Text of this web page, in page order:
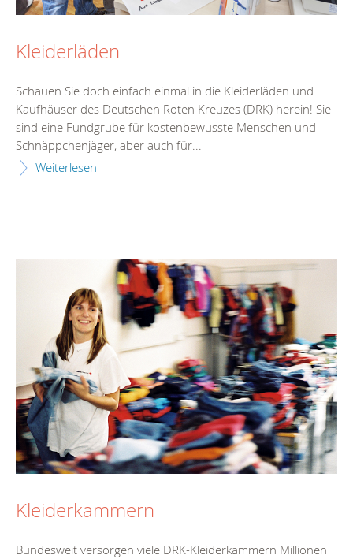
Kleiderläden
Schauen Sie doch einfach einmal in die Kleiderläden und
Kaufhäuser des Deutschen Roten Kreuzes (DRK) herein! Sie
sind eine Fundgrube für kostenbewusste Menschen und
Schnäppchenjäger, aber auch für...
Weiterlesen
Kleiderkammern
Bundesweit versorgen viele DRK-Kleiderkammern Millionen